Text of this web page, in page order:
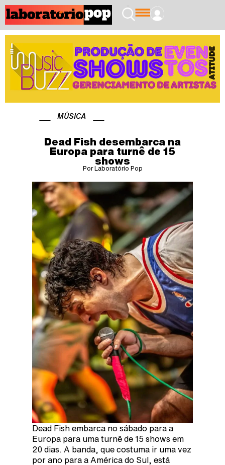
MÚSICA
Dead Fish desembarca na
Europa para turnê de 15
shows
Por Laboratório Pop
Dead Fish embarca no sábado para a
Europa para uma turnê de 15 shows em
20 dias. A banda, que costuma ir uma vez
por ano para a América do Sul, está